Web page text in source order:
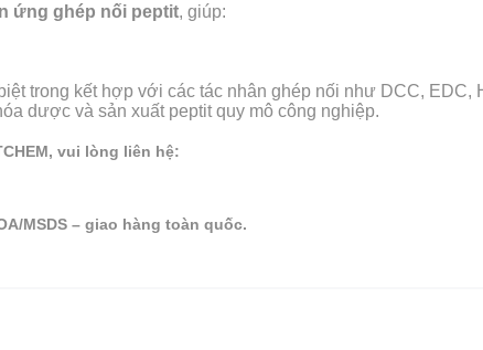
ứng ghép nối peptit, giúp:
trong kết hợp với các tác nhân ghép nối như DCC, EDC,
dược và sản xuất peptit quy mô công nghiệp.
vui lòng liên hệ:
MSDS – giao hàng toàn quốc.